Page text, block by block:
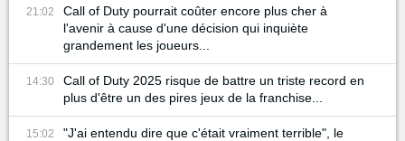
21:02
Call of Duty pourrait coûter encore plus cher à
l'avenir à cause d'une décision qui inquiète
grandement les joueurs...
14:30
Call of Duty 2025 risque de battre un triste record en
plus d'être un des pires jeux de la franchise...
15:02
"J'ai entendu dire que c'était vraiment terrible", le